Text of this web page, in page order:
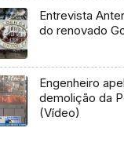
Entrevista
do renovado
Engenheiro
demolição da
(Vídeo)